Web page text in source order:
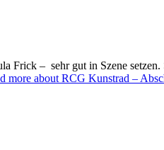
Frick – sehr gut in Szene setzen.
more about RCG Kunstrad –